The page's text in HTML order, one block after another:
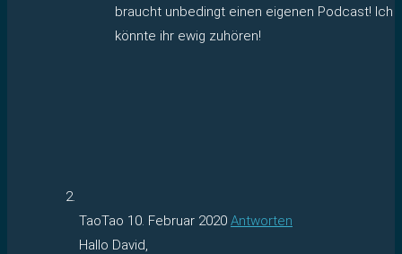
braucht unbedingt einen eigenen Podcast! Ich
könnte ihr ewig zuhören!
TaoTao 10. Februar 2020 Antworten
Hallo David,